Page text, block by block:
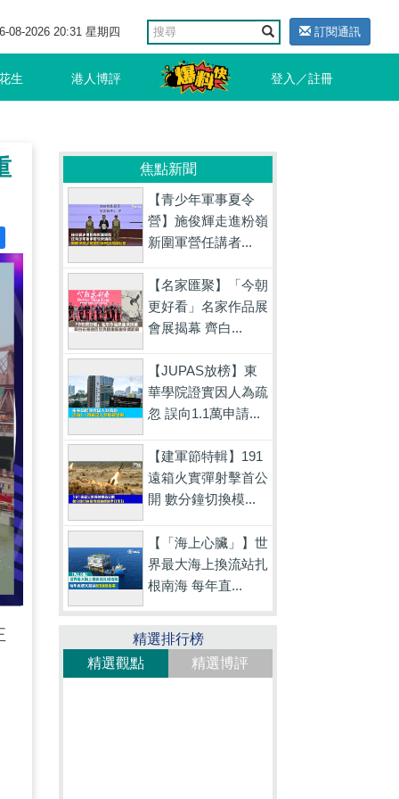
08-2026 20:31 星期四 訂閱通訊
生 港人博評 登入／註冊
焦點新聞
【青少年軍事夏令
營】施俊輝走進粉嶺
新圍軍營任講者...
【名家匯聚】「今朝
更好看」名家作品展
會展揭幕 齊白...
【JUPAS放榜】東
華學院證實因人為疏
忽 誤向1.1萬申請...
【建軍節特輯】191
遠箱火實彈射擊首公
開 數分鐘切換模...
【「海上心臟」】世
界最大海上換流站扎
根南海 每年直...
精選排行榜
精選觀點
精選博評